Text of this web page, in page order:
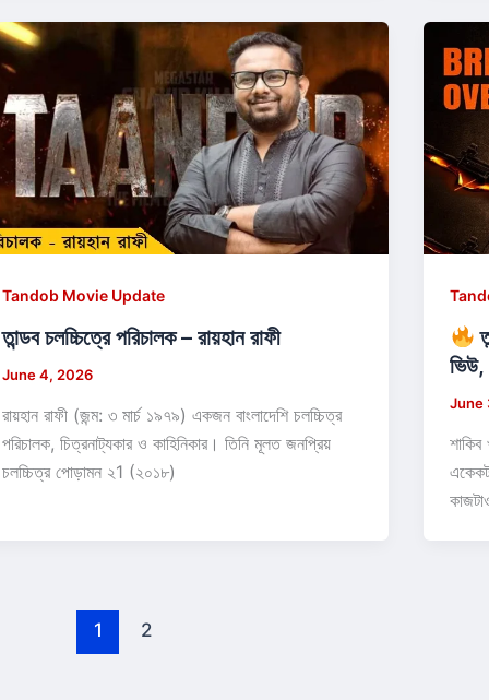
Tandob Movie Update
তান্ডব চলচ্চিত্রে পরিচালক – রায়হান রাফী
June 4, 2026
রায়হান রাফী (জন্ম: ৩ মার্চ ১৯৭৯) একজন বাংলাদেশি চলচ্চিত্র
পরিচালক, চিত্রনাট্যকার ও কাহিনিকার। তিনি মূলত জনপ্রিয়
চলচ্চিত্র পোড়ামন ২1 (২০১৮)
ভিউ,
June
1 2